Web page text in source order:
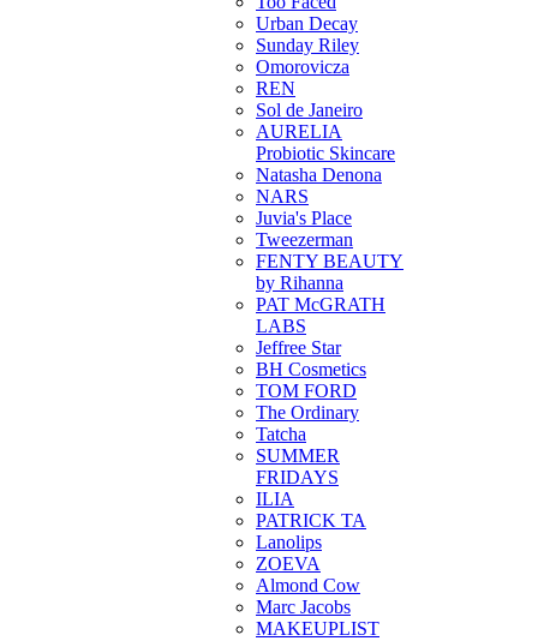
Urban Decay
Sunday Riley
Omorovicza
REN
Sol de Janeiro
AURELIA
Probiotic Skincare
Natasha Denona
NARS
Juvia's Place
Tweezerman
FENTY BEAUTY
by Rihanna
PAT McGRATH
LABS
Jeffree Star
BH Cosmetics
TOM FORD
The Ordinary
Tatcha
SUMMER
FRIDAYS
ILIA
PATRICK TA
Lanolips
ZOEVA
Almond Cow
Marc Jacobs
MAKEUPLIST